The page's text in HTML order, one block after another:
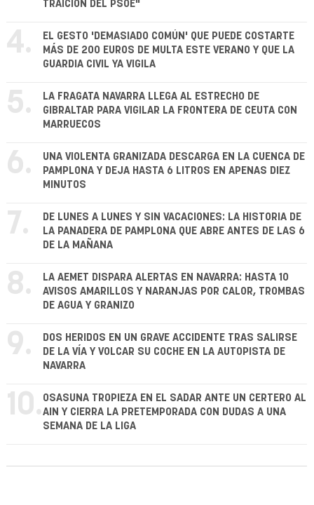
TRAICIÓN DEL PSOE"
4.
EL GESTO 'DEMASIADO COMÚN' QUE PUEDE COSTARTE
MÁS DE 200 EUROS DE MULTA ESTE VERANO Y QUE LA
GUARDIA CIVIL YA VIGILA
5.
LA FRAGATA NAVARRA LLEGA AL ESTRECHO DE
GIBRALTAR PARA VIGILAR LA FRONTERA DE CEUTA CON
MARRUECOS
6.
UNA VIOLENTA GRANIZADA DESCARGA EN LA CUENCA DE
PAMPLONA Y DEJA HASTA 6 LITROS EN APENAS DIEZ
MINUTOS
7.
DE LUNES A LUNES Y SIN VACACIONES: LA HISTORIA DE
LA PANADERA DE PAMPLONA QUE ABRE ANTES DE LAS 6
DE LA MAÑANA
8.
LA AEMET DISPARA ALERTAS EN NAVARRA: HASTA 10
AVISOS AMARILLOS Y NARANJAS POR CALOR, TROMBAS
DE AGUA Y GRANIZO
9.
DOS HERIDOS EN UN GRAVE ACCIDENTE TRAS SALIRSE
DE LA VÍA Y VOLCAR SU COCHE EN LA AUTOPISTA DE
NAVARRA
10. OSASUNA TROPIEZA EN EL SADAR ANTE UN CERTERO AL
AIN Y CIERRA LA PRETEMPORADA CON DUDAS A UNA
SEMANA DE LA LIGA